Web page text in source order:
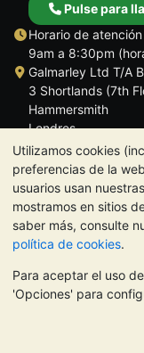
Utilizamos cookies
preferencias de la
usuarios usan
mostramos en sitios
saber más, consulte
política de cookies.
Para aceptar el uso
'Opciones' para
Pulse para
Horario de
9am a 8:30pm
Galmarley Ltd T/A
3 Shortlands (7th
Hammersmith
Londres
W6 8DA
Reino Unido
NOTA: El valor de los
subir. Las tendencias
futura de los precios.
BullionVault ni en